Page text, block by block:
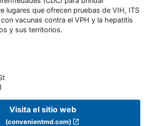
lugares que ofrecen pruebas de VIH, ITS
vacunas contra el VPH y la hepatitis
y sus territorios.
Visita el sitio web
(convenientmd.com)